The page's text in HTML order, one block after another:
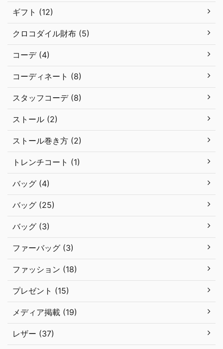
ギフト (12)
クロコダイル財布 (5)
コーデ (4)
コーディネート (8)
スタッフコーデ (8)
ストール (2)
ストール巻き方 (2)
トレンチコート (1)
バッグ (4)
バッグ (25)
バッグ (3)
ファーバッグ (3)
ファッション (18)
プレゼント (15)
メディア掲載 (19)
レザー (37)